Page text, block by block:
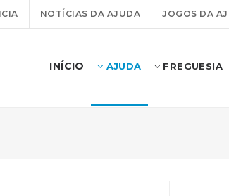
NOTÍCIAS DA AJUDA JOGOS DA
INÍCIO AJUDA FREGUESIA